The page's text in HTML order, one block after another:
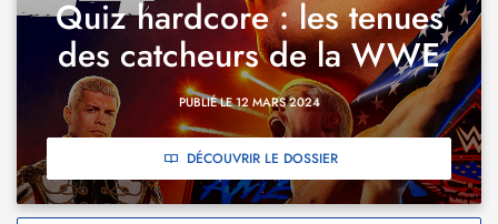
Quiz hardcore : les tenues
des catcheurs de la WWE
PUBLIÉ LE 12 MARS 2024
DÉCOUVRIR LE DOSSIER